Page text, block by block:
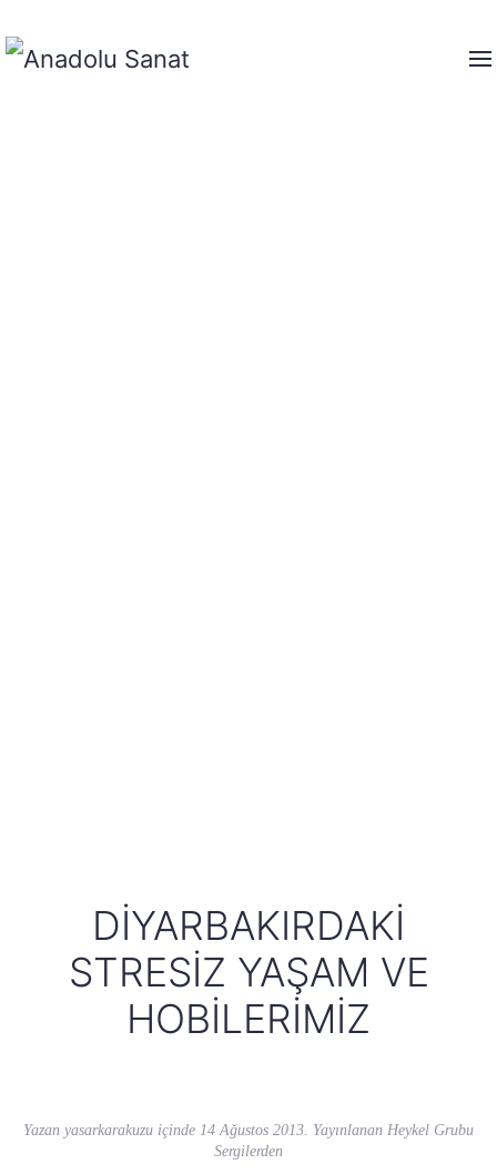
DIYARBAKIRDAKI
STRESIZ YAŞAM VE
HOBILERIMIZ
Yazan yasarkarakuzu içinde 14 Ağustos 2013. Yayınlanan Heykel Grubu
Sergilerden